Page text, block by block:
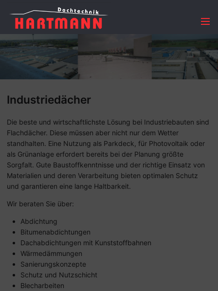
Menü
Industriedächer
Die beste und wirtschaftlichste Lösung bei Industriebauten sind
Flachdächer. Diese müssen aber nicht nur dem Wetter
standhalten. Eine Nutzung als Parkdeck, für Photovoltaik oder
als Grünanlage erfordert bereits bei der Planung größte
Sorgfalt. Gute Baustoffkenntnisse und der richtige Einsatz von
Materialien und deren Verarbeitung bieten optimalen Schutz
und garantieren eine lange Haltbarkeit.
Wir beraten Sie über:
Abdichtung
Bitumenabdichtungen
Dachabdichtungen mit Kunststoffbahnen
Wärmedämmungen
Sanierungskonzepte
Schutz und Nutzschicht
Blecharbeiten